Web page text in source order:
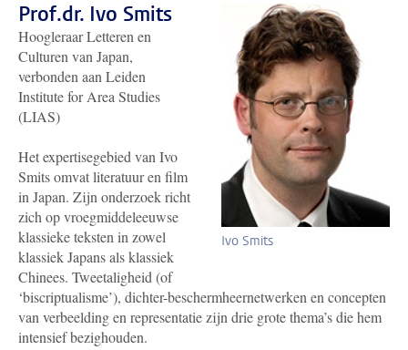
Ivo Smits
Prof.dr. Ivo Smits
Hoogleraar Letteren en
Culturen van Japan,
verbonden aan Leiden
Institute for Area Studies
(LIAS)
Het expertisegebied van Ivo
Smits omvat literatuur en film
in Japan. Zijn onderzoek richt
zich op vroegmiddeleeuwse
klassieke teksten in zowel
klassiek Japans als klassiek
Chinees. Tweetaligheid (of
‘biscriptualisme’), dichter-beschermheernetwerken en concepten
van verbeelding en representatie zijn drie grote thema’s die hem
intensief bezighouden.